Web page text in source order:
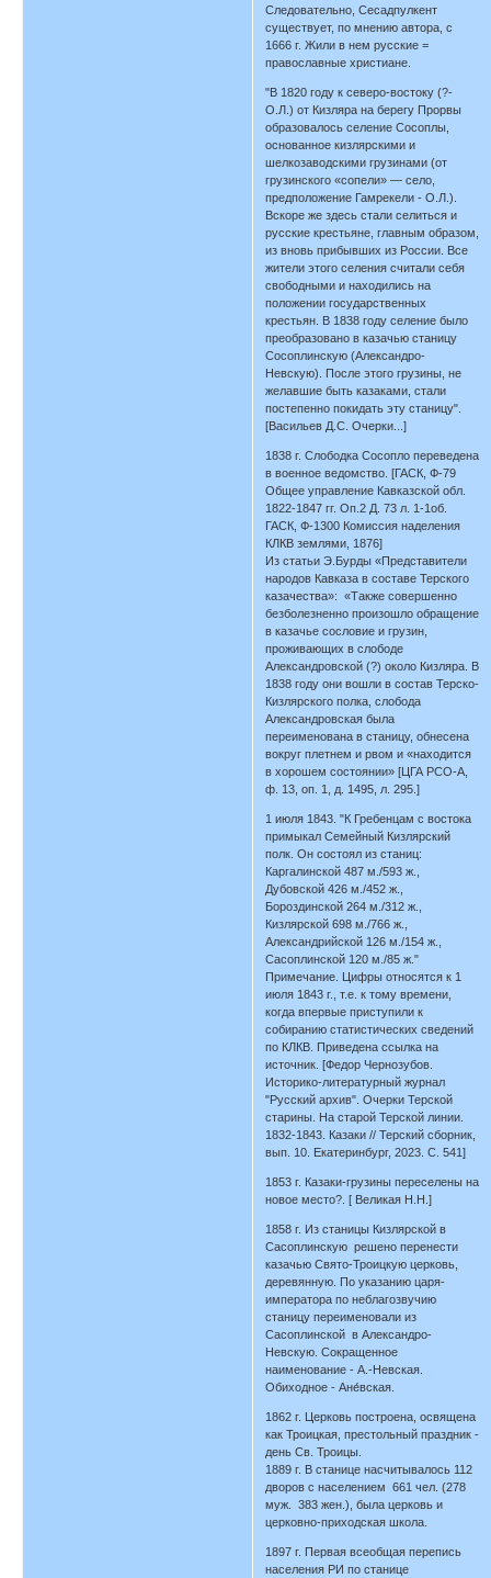
Следовательно, Сесадпулкент
существует, по мнению автора, с
1666 г. Жили в нем русские =
православные христиане.
"В 1820 году к северо-востоку (?-
О.Л.) от Кизляра на берегу Прорвы
образовалось селение Сосоплы,
основанное кизлярскими и
шелкозаводскими грузинами (от
грузинского «сопели» — село,
предположение Гамрекели - О.Л.).
Вскоре же здесь стали селиться и
русские крестьяне, главным образом,
из вновь прибывших из России. Все
жители этого селения считали себя
свободными и находились на
положении государственных
крестьян. В 1838 году селение было
преобразовано в казачью станицу
Сосоплинскую (Александро-
Невскую). После этого грузины, не
желавшие быть казаками, стали
постепенно покидать эту станицу".
[Васильев Д.С. Очерки...]
1838 г. Слободка Сосопло переведена
в военное ведомство. [ГАСК, Ф-79
Общее управление Кавказской обл.
1822-1847 гг. Оп.2 Д. 73 л. 1-1об.
ГАСК, Ф-1300 Комиссия наделения
КЛКВ землями, 1876]
Из статьи Э.Бурды «Представители
народов Кавказа в составе Терского
казачества»: «Также совершенно
безболезненно произошло обращение
в казачье сословие и грузин,
проживающих в слободе
Александровской (?) около Кизляра. В
1838 году они вошли в состав Терско-
Кизлярского полка, слобода
Александровская была
переименована в станицу, обнесена
вокруг плетнем и рвом и «находится
в хорошем состоянии» [ЦГА РСО-А,
ф. 13, оп. 1, д. 1495, л. 295.]
1 июля 1843. "К Гребенцам с востока
примыкал Семейный Кизлярский
полк. Он состоял из станиц:
Каргалинской 487 м./593 ж.,
Дубовской 426 м./452 ж.,
Бороздинской 264 м./312 ж.,
Кизлярской 698 м./766 ж.,
Александрийской 126 м./154 ж.,
Сасоплинской 120 м./85 ж."
Примечание. Цифры относятся к 1
июля 1843 г., т.е. к тому времени,
когда впервые приступили к
собиранию статистических сведений
по КЛКВ. Приведена ссылка на
источник. [Федор Чернозубов.
Историко-литературный журнал
"Русский архив". Очерки Терской
старины. На старой Терской линии.
1832-1843. Казаки // Терский сборник,
вып. 10. Екатеринбург, 2023. С. 541]
1853 г. Казаки-грузины переселены на
новое место?. [ Великая Н.Н.]
1858 г. Из станицы Кизлярской в
Сасоплинскую решено перенести
казачью Свято-Троицкую церковь,
деревянную. По указанию царя-
императора по неблагозвучию
станицу переименовали из
Сасоплинской в Александро-
Невскую. Сокращенное
наименование - А.-Невская.
Обиходное - Ане́вская.
1862 г. Церковь построена, освящена
как Троицкая, престольный праздник -
день Св. Троицы.
1889 г. В станице насчитывалось 112
дворов с населением 661 чел. (278
муж. 383 жен.), была церковь и
церковно-приходская школа.
1897 г. Первая всеобщая перепись
населения РИ по станице